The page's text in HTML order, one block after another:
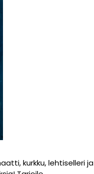
kurkku, lehtiselleri ja